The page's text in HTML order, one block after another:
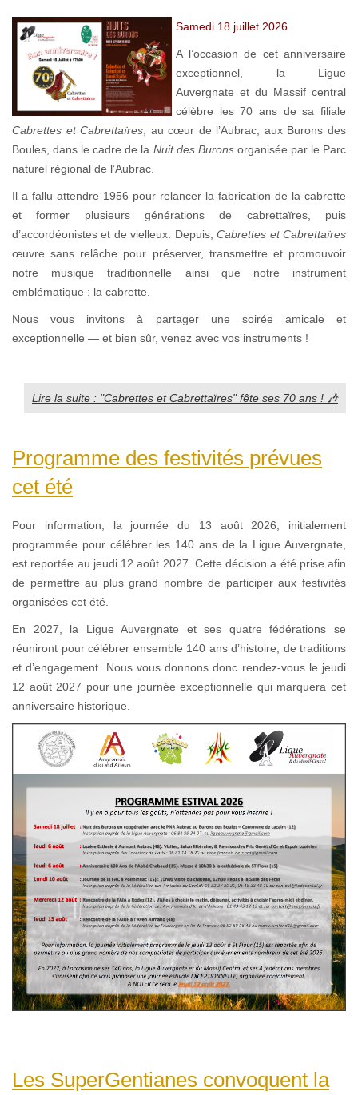
Samedi 18 juillet 2026
A l’occasion de cet anniversaire
exceptionnel, la Ligue
Auvergnate et du Massif central
célèbre les 70 ans de sa filiale
Cabrettes et Cabrettaïres, au cœur de l’Aubrac, aux Burons des
Boules, dans le cadre de la Nuit des Buronsorganisée par le Parc
naturel régional de l’Aubrac.
Il a fallu attendre 1956 pour relancer la fabrication de la cabrette
et former plusieurs générations de cabrettaïres, puis
d’accordéonistes et de vielleux. Depuis,Cabrettes et Cabrettaïres
œuvre sans relâche pour préserver, transmettre et promouvoir
notre musique traditionnelle ainsi que notre instrument
emblématique : la cabrette.
Nous vous invitons à partager une soirée amicale et
exceptionnelle — et bien sûr, venez avec vos instruments !
Lire la suite : "Cabrettes et Cabrettaïres" fête ses 70 ans ! 🎶
Programme des festivités prévues
cet été
Pour information, la journée du 13 août 2026, initialement
programmée pour célébrer les 140 ans de la Ligue Auvergnate,
est reportée au jeudi 12 août 2027. Cette décision a été prise afin
de permettre au plus grand nombre de participer aux festivités
organisées cet été.
En 2027, la Ligue Auvergnate et ses quatre fédérations se
réuniront pour célébrer ensemble 140 ans d’histoire, de traditions
et d’engagement. Nous vous donnons donc rendez-vous le jeudi
12 août 2027 pour une journée exceptionnelle qui marquera cet
anniversaire historique.
Les SuperGentianes convoquent la